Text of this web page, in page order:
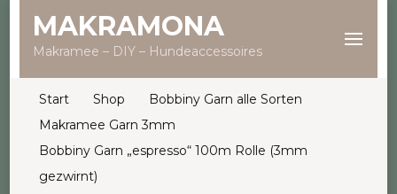
MAKRAMONA
Makramee – DIY – Hundeaccessoires
Start Shop
Bobbiny Garn alle Sorten
Makramee Garn 3mm
Bobbiny Garn „espresso“ 100m Rolle (3mm
gezwirnt)